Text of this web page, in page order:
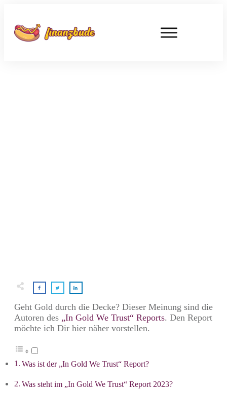
Geht Gold durch die Decke? Dieser Meinung sind die
Autoren des „In Gold We Trust“ Reports. Den Report
möchte ich Dir hier näher vorstellen.
Was ist der „In Gold We Trust“ Report?
Was steht im „In Gold We Trust“ Report 2023?